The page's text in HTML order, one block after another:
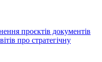
проєктів документів
про стратегічну